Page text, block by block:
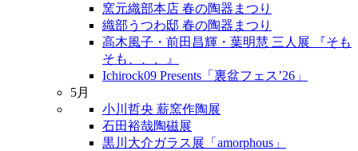
窯元織部本店 春の陶器まつり
織部うつわ邸 春の陶器まつり
高木風子・前田昌輝・葉明慧 三人展 『そも
そも、、、』
Ichirock09 Presents「裏盆フェス’26」
5月
小川哲央 薪窯作陶展
石田裕哉陶磁展
黒川大介ガラス展「amorphous」